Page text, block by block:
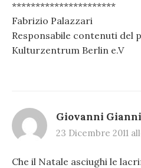
**********************
Fabrizio Palazzari
Responsabile contenuti del
Kulturzentrum Berlin e.V
Giovanni
23 Dicembre 2011
Che il Natale asciughi le